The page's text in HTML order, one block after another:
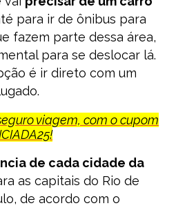
para ir de ônibus para
fazem parte dessa área,
para se deslocar lá.
é ir direto com um
viagem, com o cupom
de cada cidade da
as capitais do Rio de
de acordo com o